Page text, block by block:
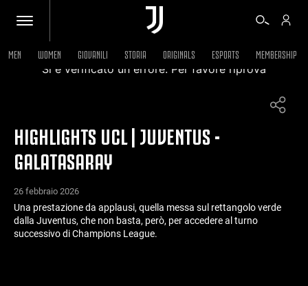
SHOP
BIANCONERI
VIDEO
MEN WOMEN GIOVANILI STORIA ORIGINALS ESPORTS MEMBERSHIP
Si è verificato un errore. Per favore riprova
HIGHLIGHTS UCL | JUVENTUS -
GALATASARAY
26 febbraio 2026
Una prestazione da applausi, quella messa sul rettangolo verde
dalla Juventus, che non basta, però, per accedere al turno
successivo di Champions League.